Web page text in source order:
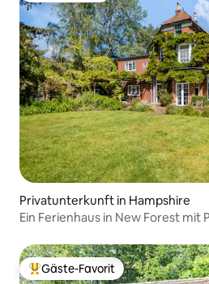
Privatunterkunft in Hampshire
Ein Ferienhaus in New Forest mit
Beliebter Gäste-Favorit.
Gäste-Favorit